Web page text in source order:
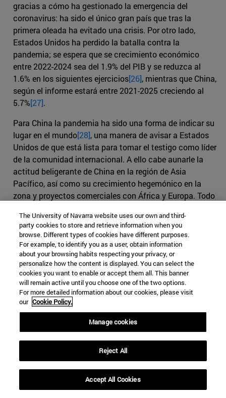
gracias a cómo ha gestionado la emergencia del
coronavirus: ha sido el único gran país que tras la
primera oleada ha evitado una crisis. Por otro lado,
Estados Unidos ha perdido la batalla contra la
pandemia; se espera que se crecimiento económico
entre 2022-2024 sea del 1.9% del PIB y se reduzca al
1.6% en los siguientes ejercicios[26], mientras que China,
según el informe estará entre 2021-2025 creciendo al
5.7%[27].
Para China la pandemia ha sido una forma de indicar su
lugar en el mundo[28], una manera de avisar a Estados
Unidos de que está lista para tomar el testigo como líder
de la comunidad internacional. A ello cabe aunarle la
actitud beligerante de China en la región de Asia
Pacífico, así como su crecimiento hegemónico en la
zona y proyectos comerciales con África y Europa. Todo
los movimientos de Washington en lo relativo al QUAD.
Recordemos que, a pesar de su rol menguante como
potencia, a Estados Unidos le interesa la libertad de
navegación por razones tanto comerciales como
militares[29].
Así pues, el auge económico chino ha dado lugar a un
empeoramiento de la relación entre Washington y
Pekín[30]. Además, aunque Biden apuesta por la
cooperación en lo relativo a la pandemia y al cambio
americana se habla de una competición inevitable entre
ambos países[31].
El grado de alianza entre EEUU e India
The University of Navarra website uses our own and third-
party cookies to store and retrieve information when you
browse. Different types of cookies have different purposes.
For example, to identify you as a user, obtain information
about your browsing habits respecting your privacy, or
personalize how the content is displayed. You can select the
cookies you want to enable or accept them all. This banner
will remain active until you choose one of the two options.
For more detailed information about our cookies, please visit
our Cookie Policy.
Manage cookies
Reject All
Accept All Cookies